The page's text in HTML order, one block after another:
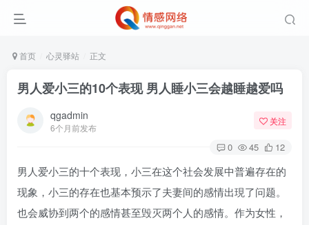
首页 心灵驿站 正文
男人爱小三的10个表现 男人睡小三会越睡越爱吗
qgadmin
6个月前发布
关注
0 45 12
男人爱小三的十个表现，小三在这个社会发展中普遍存在的
现象，小三的存在也基本预示了夫妻间的感情出現了问题。
也会威协到两个的感情甚至毁灭两个人的感情。作为女性，